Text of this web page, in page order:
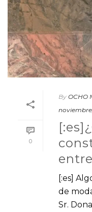
0
By OCHO
[:es]
de
Sr.